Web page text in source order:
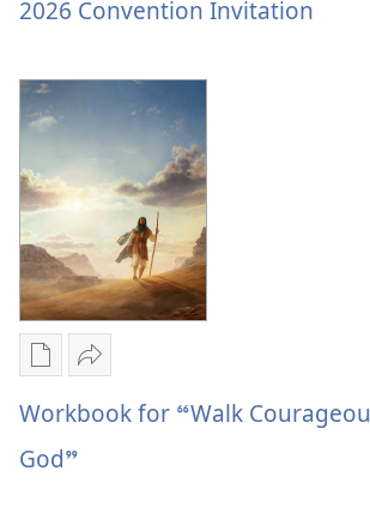
ခရိုင်
အစီအစဉ်
ခရိုင်
အစီအစဉ်
ကူး
ရာ
မှာ
ရွေးချယ်
စရာ
များ
2026
Convention
Invitation
ပါ
Convention
Invitation
2026 Convention Invitation
စာပေ
ကူး
ယူ
ဝေမျှ
ပါ
Workbook for “Walk
God”